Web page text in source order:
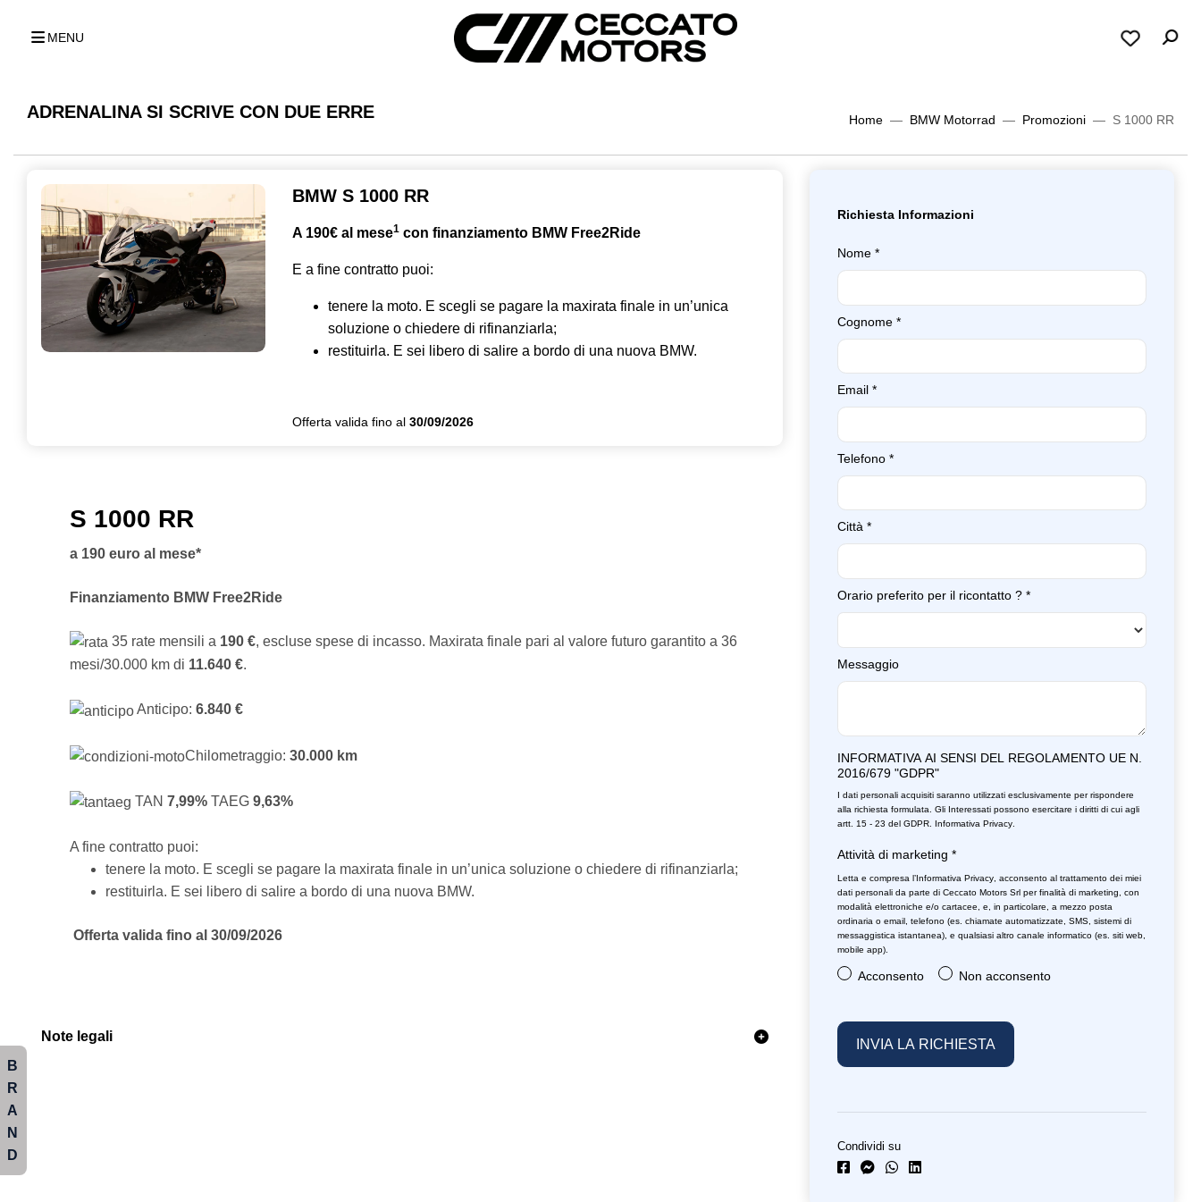
MENU
ADRENALINA SI SCRIVE CON DUE ERRE Home BMW Motorrad Promozioni S 1000 RR
BMW S 1000 RR
A 190€ al mese1 con finanziamento BMW Free2Ride
E a fine contratto puoi:
tenere la moto. E scegli se pagare la maxirata finale in un’unica
soluzione o chiedere di rifinanziarla;
restituirla. E sei libero di salire a bordo di una nuova BMW.
Offerta valida fino al30/09/2026
S 1000 RR
a 190 euro al mese*
Finanziamento BMW Free2Ride
35 rate mensili a 190 €, escluse spese di incasso. Maxirata finale pari al valore futuro garantito a 36
mesi/30.000 km di 11.640 €.
Anticipo: 6.840 €
Chilometraggio: 30.000 km
TAN 7,99% TAEG 9,63%
A fine contratto puoi:
tenere la moto. E scegli se pagare la maxirata finale in un’unica soluzione o chiedere di rifinanziarla;
restituirla. E sei libero di salire a bordo di una nuova BMW.
Offerta valida fino al 30/09/2026
Note legali
Richiesta Informazioni
Nome *
Cognome *
Email *
Telefono *
Città *
Orario preferito per il ricontatto ? *
Messaggio
INFORMATIVA AI SENSI DEL REGOLAMENTO UE N.
2016/679 "GDPR"
I dati personali acquisiti saranno utilizzati esclusivamente per rispondere
alla richiesta formulata. Gli Interessati possono esercitare i diritti di cui agli
artt. 15 - 23 del GDPR. Informativa Privacy
Attività di marketing *
Letta e compresa l’Informativa Privacy , acconsento al trattamento dei miei
dati personali da parte di Ceccato Motors Srl per finalità di marketing, con
modalità elettroniche e/o cartacee, e, in particolare, a mezzo posta
ordinaria o email, telefono (es. chiamate automatizzate, SMS, sistemi di
messaggistica istantanea), e qualsiasi altro canale informatico (es. siti web,
mobile app).
Acconsento Non acconsento
Condividi su
B
R
A
N
D